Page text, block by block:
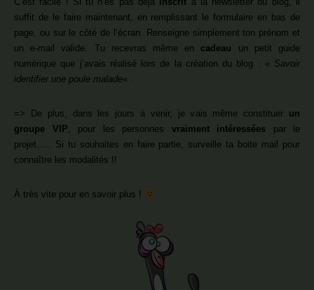
suffit de le faire maintenant, en remplissant le formulaire en bas de
page, ou sur le côté de l’écran. Renseigne simplement ton prénom et
un e-mail valide. Tu recevras même en cadeau un petit guide
numérique que j’avais réalisé lors de la création du blog : « Savoir
identifier une poule malade« .
=> De plus, dans les jours à venir, je vais même constituer un
groupe VIP , pour les personnes vraiment intéressées par le
projet….. Si tu souhaites en faire partie, surveille ta boite mail pour
connaître les modalités !!
À très vite pour en savoir plus !